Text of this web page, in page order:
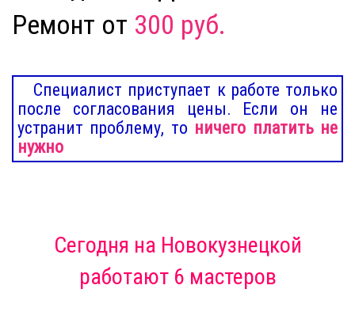
Ремонт от 300 руб.
Специалист приступает к работе только
после согласования цены. Если он не
устранит проблему, то ничего платить не
нужно
Сегодня на Новокузнецкой
работают 6 мастеров